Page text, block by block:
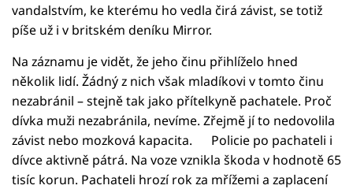
vandalstvím, ke kterému ho vedla čirá závist, se totiž
píše už i v britském deníku Mirror.
Na záznamu je vidět, že jeho činu přihlíželo hned
několik lidí. Žádný z nich však mladíkovi v tomto činu
nezabránil – stejně tak jako přítelkyně pachatele. Proč
dívka muži nezabránila, nevíme. Zřejmě jí to nedovolila
závist nebo mozková kapacita. Policie po pachateli i
dívce aktivně pátrá. Na voze vznikla škoda v hodnotě 65
tisíc korun. Pachateli hrozí rok za mřížemi a zaplacení